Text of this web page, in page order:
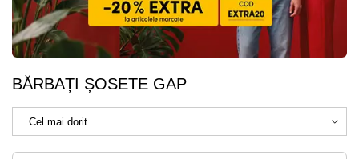
BĂRBAȚI ȘOSETE GAP